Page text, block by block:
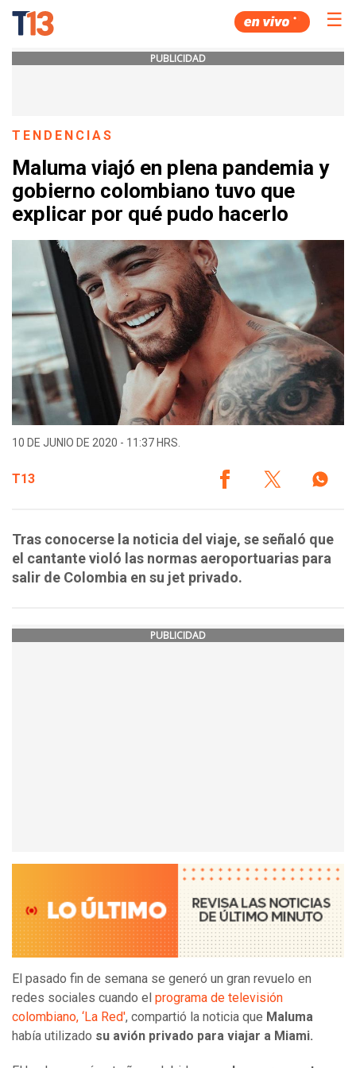
☰
PUBLICIDAD
TENDENCIAS
Maluma viajó en plena pandemia y
gobierno colombiano tuvo que
explicar por qué pudo hacerlo
10 DE JUNIO DE 2020 - 11:37 HRS.
T13
Tras conocerse la noticia del viaje, se señaló que
el cantante violó las normas aeroportuarias para
salir de Colombia en su jet privado.
PUBLICIDAD
El pasado fin de semana se generó un gran revuelo en
redes sociales cuando el programa de televisión
colombiano, ‘La Red', compartió la noticia que Maluma
había utilizado su avión privado para viajar a Miami.